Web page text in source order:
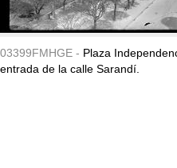
03399FMHGE - Plaza
entrada de la calle Sarandí.